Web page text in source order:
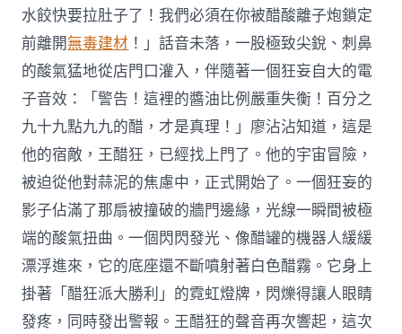
水餃快要拉肚子了！我們必須在你被醋酸離子炮鎖定
前離開無毒建材 ！」話音未落，一股極致尖銳、刺鼻
的酸氣猛地從店門口灌入，伴隨著一個狂妄自大的電
子音效：「警告！這裡的醬油比例嚴重失衡！百分之
九十九點九九的醋，才是真理！」廖沾沾知道，這是
他的宿敵，王醋狂，已經找上門了。他的宇宙冒險，
被迫從他對蒜泥的焦慮中，正式開始了。一個狂妄的
影子佔滿了那扇被撞破的牆門邊緣，光線一瞬間被極
端的酸氣扭曲。一個閃閃發光、像醋罐的機器人緩緩
漂浮進來，它的底座還不斷噴射著白色醋霧。它身上
掛著「醋狂派大勝利」的霓虹燈牌，閃爍得讓人眼睛
發疼，同時發出警報。王醋狂的聲音再次響起，這次